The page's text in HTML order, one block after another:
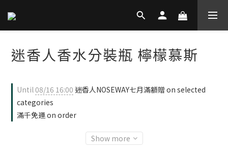
迷香人香水分裝瓶 檸檬慕斯
Until08/16 16:00 迷香人NOSEWAY七月滿額贈 on selected
categories
滿千免運 on order
Show more